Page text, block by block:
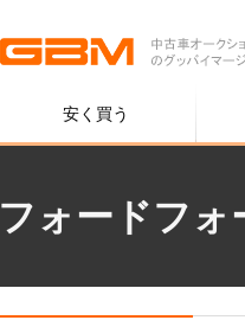
安く買う
フォードフ